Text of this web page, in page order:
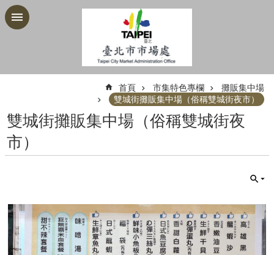
跳到主要內容區塊
首頁 市集特色專欄
攤販集中場
雙城街攤販集中場（俗稱雙城街夜市）
雙城街攤販集中場（俗稱雙城街夜
市）